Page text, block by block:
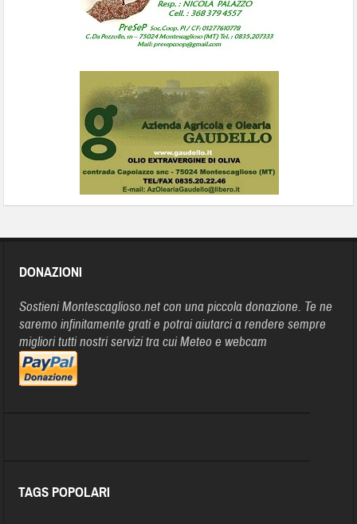
DONAZIONI
Sostieni Montescaglioso.net con una piccola donazione. Te ne
saremo infinitamente grati e potrai aiutarci a rendere sempre
migliori tutti nostri servizi tra cui Meteo e webcam
TAGS POPOLARI